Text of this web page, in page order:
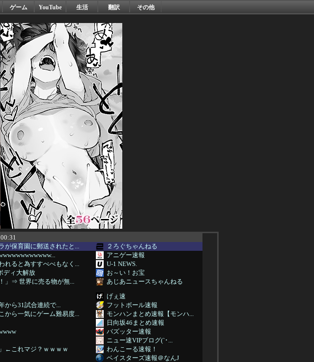
ゲーム YouTube 生活 翻訳 その他
が保育園に郵送されたと...
２ろぐちゃんねる
アニゲー速報
れると為すすべべもなく...
U-1 NEWS.
ディ大解放
お～い！お宝
」⇒ 世界に売る物が無...
あじあニュースちゃんねる
げぇ速
から31試合連続で...
フットボール速報
から一気にゲーム難易度...
モンハンまとめ速報【モンハ...
日向坂46まとめ速報
バズッター速報
ニュー速VIPブログ(`･...
←これマジ？ｗｗｗｗ
わんこーる速報！
ベイスターズ速報＠なんJ